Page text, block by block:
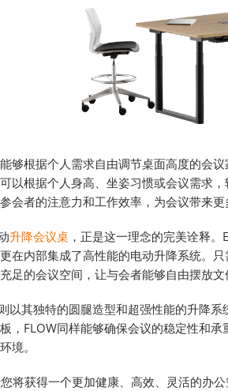
够根据个人需求自由调节桌面高度的会
以根据个人身高、坐姿习惯或会议需求
会者的注意力和工作效率，为会议带来更
升降会议桌 ，正是这一理念的完美诠释
在内部集成了高性能的电动升降系统。
足的会议空间，让与会者能够自由摆放
以其独特的圆腿造型和超强性能的升降
，FLOW同样能够确保会议的稳定性和
境。
将获得一个更加健康、高效、灵活的办